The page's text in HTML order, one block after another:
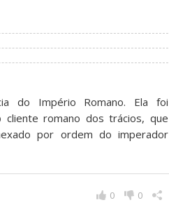
do Império Romano. Ela foi
romano dos trácios, que
por ordem do imperador
0
0